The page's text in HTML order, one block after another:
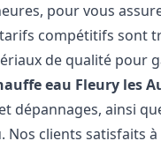
pour vous
compétitifs sont
de qualité pour
eau Fleury les
dépannages, ainsi
Nos clients satisfaits à